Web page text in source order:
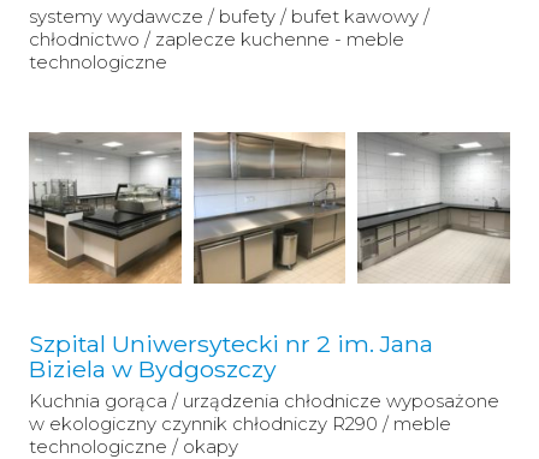
systemy wydawcze / bufety / bufet kawowy /
chłodnictwo / zaplecze kuchenne - meble
technologiczne
Szpital Uniwersytecki nr 2 im. Jana
Biziela w Bydgoszczy
Kuchnia gorąca / urządzenia chłodnicze wyposażone
w ekologiczny czynnik chłodniczy R290 / meble
technologiczne / okapy